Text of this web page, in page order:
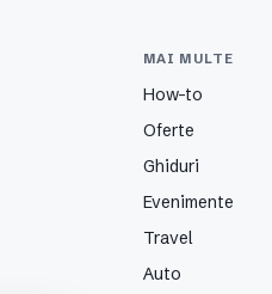
MAI MULTE
How-to
Oferte
Ghiduri
Evenimente
Travel
Auto